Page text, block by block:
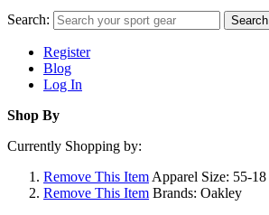
Search: Search
Register
Blog
Log In
Shop By
Currently Shopping by:
Remove This Item Apparel Size: 55-18
Remove This Item Brands: Oakley